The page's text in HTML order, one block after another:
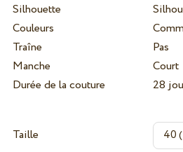
Silhouette
Couleurs
Traîne
Pas
Manche
Court
Durée de la couture
28
Taille